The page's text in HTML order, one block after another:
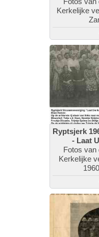
Kerkelijke
Ryptsjerk
- Laat
Fotos van
Kerkelijke